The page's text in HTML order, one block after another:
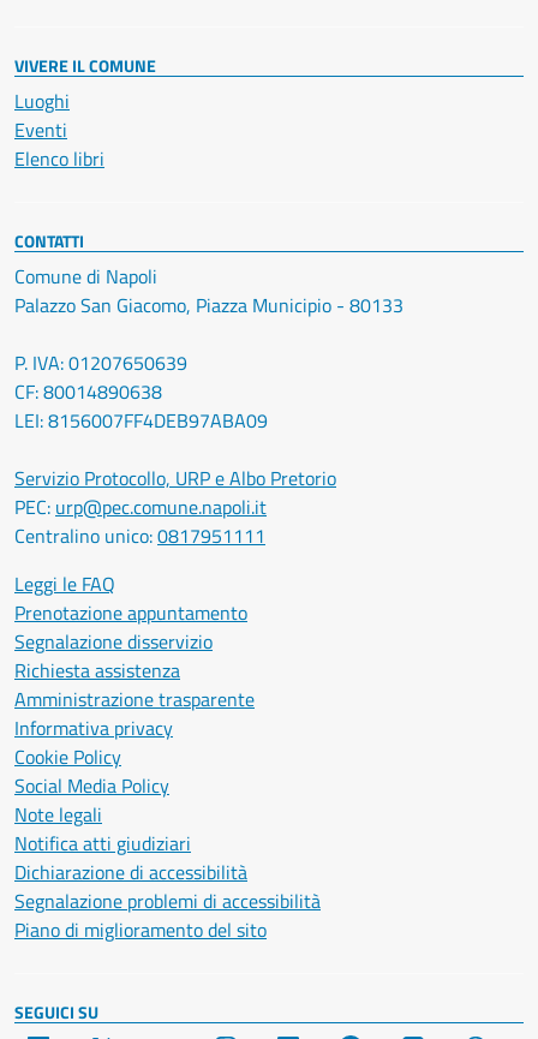
VIVERE IL COMUNE
Luoghi
Eventi
Elenco libri
CONTATTI
Comune di Napoli
Palazzo San Giacomo, Piazza Municipio - 80133
P. IVA: 01207650639
CF: 80014890638
LEI: 8156007FF4DEB97ABA09
Servizio Protocollo, URP e Albo Pretorio
PEC: urp@pec.comune.napoli.it
Centralino unico:0817951111
Leggi le FAQ
Prenotazione appuntamento
Segnalazione disservizio
Richiesta assistenza
Amministrazione trasparente
Informativa privacy
Cookie Policy
Social Media Policy
Note legali
Notifica atti giudiziari
Dichiarazione di accessibilità
Segnalazione problemi di accessibilità
Piano di miglioramento del sito
SEGUICI SU